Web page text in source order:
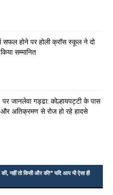
होने पर होली क्रॉस स्कूल ने दो
सम्मानित
जानलेवा गड्ढा: कोल्हायपट्टी के पास
अतिक्रमण से रोज हो रहे हादसे
तो किसी और की!" यदि आप भी ऐसा ही